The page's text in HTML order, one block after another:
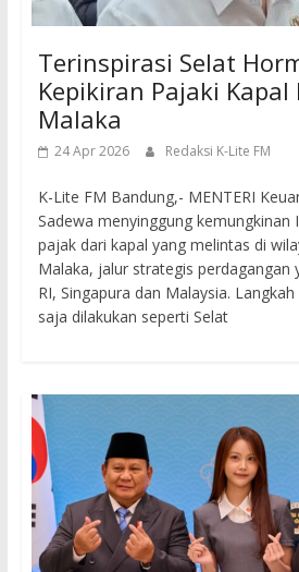
Terinspirasi Selat
Kepikiran Pajaki Kapal
Malaka
24 Apr 2026 Redaksi K-Lite FM
K-Lite FM Bandung,- MENTERI
Sadewa menyinggung
pajak dari kapal yang melintas di
Malaka, jalur strategis perdagangan
RI, Singapura dan Malaysia.
saja dilakukan seperti Selat